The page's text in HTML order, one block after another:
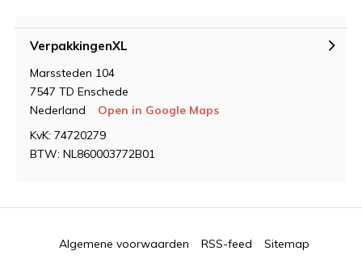
VerpakkingenXL
Marssteden 104
7547 TD Enschede
Nederland
Open in Google Maps
KvK: 74720279
BTW: NL860003772B01
Algemene voorwaarden RSS-feed Sitemap